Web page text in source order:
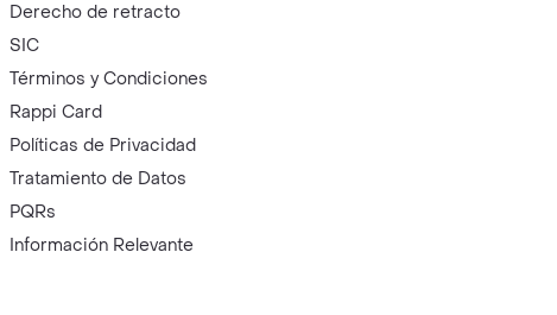
Derecho de retracto
SIC
Términos y Condiciones
Rappi Card
Políticas de Privacidad
Tratamiento de Datos
PQRs
Información Relevante